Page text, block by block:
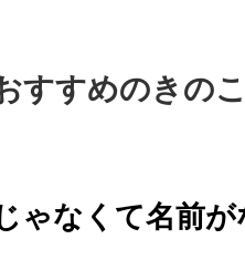
すすめのきの
ゃなくて名前が